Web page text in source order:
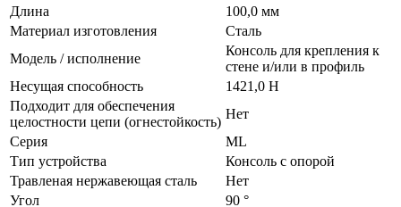
Длина
100,0 мм
Материал изготовления
Сталь
Модель / исполнение
Консоль для крепления к
стене и/или в профиль
Несущая способность
1421,0 Н
Подходит для обеспечения
целостности цепи (огнестойкость)
Нет
Серия
ML
Тип устройства
Консоль с опорой
Травленая нержавеющая сталь
Нет
Угол
90 °